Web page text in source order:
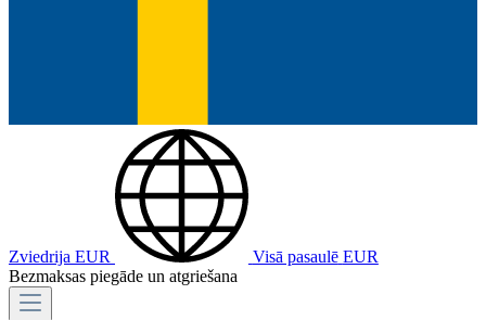
Zviedrija EUR Visā pasaulē EUR
Bezmaksas piegāde un atgriešana